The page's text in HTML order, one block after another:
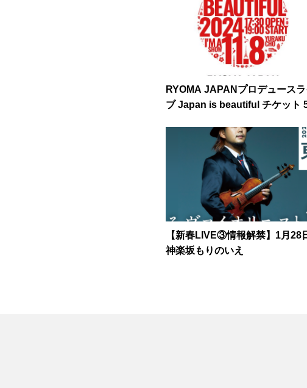
RYOMA JAPANプロデュースラ
ブ Japan is beautiful チケット
【新春LIVE③情報解禁】1月28
神楽坂もりのいえ